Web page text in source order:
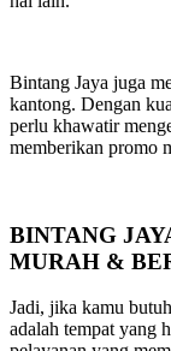
Bintang Jaya juga
kantong. Dengan
perlu khawatir
memberikan promo
BINTANG
MURAH &
Jadi, jika kamu
adalah tempat yang